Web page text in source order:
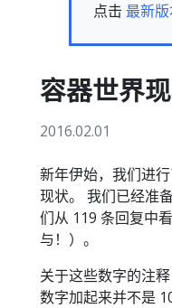
点击 最新版
容器世界
2016.02.01
新年伊始，我们进
现状。 我们已经准
们从 119 条回复中
与！）。
关于这些数字的注
数字加起来并不是